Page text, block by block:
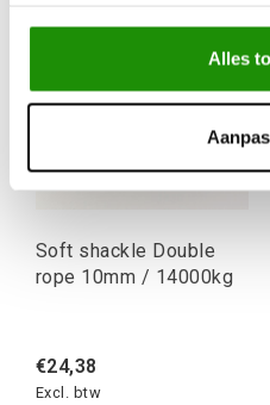
Alles
Soft shackle Double
rope 10mm / 14000kg
€24,38
Excl. btw